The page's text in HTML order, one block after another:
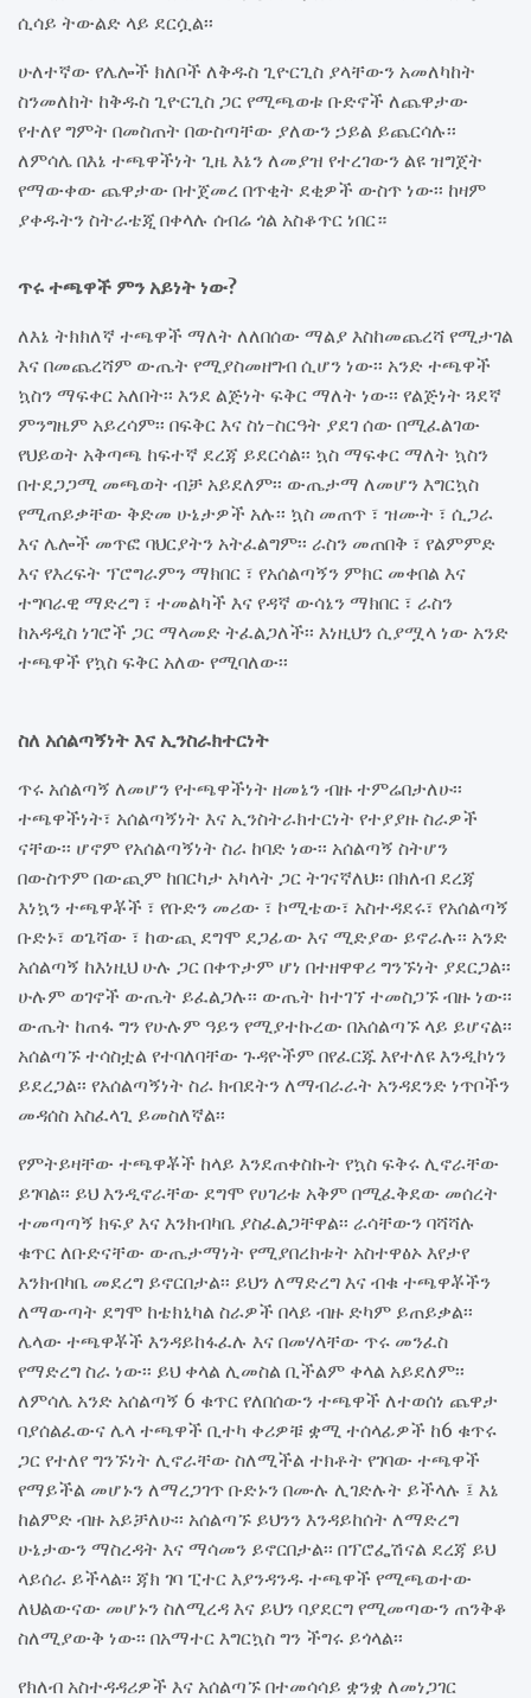
ሲሳይ ትውልድ ላይ ደርሷል፡፡
ሁለተኛው የሌሎች ክለቦች ለቅዱስ ጊዮርጊስ ያላቸውን አመለካከት
ስንመለከት ከቅዱስ ጊዮርጊስ ጋር የሚጫወቱ ቡድኖች ለጨዋታው
የተለየ ግምት በመስጠት በውስጣቸው ያለውን ኃይል ይጨርሳሉ፡፡
ለምሳሌ በእኔ ተጫዋችነት ጊዜ እኔን ለመያዝ የተረገውን ልዩ ዝግጀት
የማውቀው ጨዋታው በተጀመረ በጥቂት ደቂዎች ውስጥ ነው፡፡ ከዛም
ያቀዱትን ስትራቴጂ በቀላሉ ሰብሬ ጎል አስቆጥር ነበር።
ጥሩ ተጫዋች ምን አይነት ነው?
ለእኔ ትክክለኛ ተጫዋች ማለት ለለበሰው ማልያ እስከመጨረሻ የሚታገል
እና በመጨረሻም ውጤት የሚያስመዘግብ ሲሆን ነው፡፡ አንድ ተጫዋች
ኳስን ማፍቀር አለበት፡፡ እንደ ልጅነት ፍቅር ማለት ነው፡፡ የልጅነት ጓደኛ
ምንግዜም አይረሳም፡፡ በፍቅር እና ስነ-ስርዓት ያደገ ሰው በሚፈልገው
የህይወት አቅጣጫ ከፍተኛ ደረጃ ይደርሳል፡፡ ኳስ ማፍቀር ማለት ኳስን
በተደጋጋሚ መጫወት ብቻ አይደለም፡፡ ውጤታማ ለመሆን እግርኳስ
የሚጠይቃቸው ቅድመ ሁኔታዎች አሉ፡፡ ኳስ መጠጥ ፣ ዝሙት ፣ ሲጋራ
እና ሌሎች መጥፎ ባህርያትን አትፈልግም፡፡ ራስን መጠበቅ ፣ የልምምድ
እና የእረፍት ፕሮግራምን ማክበር ፣ የአሰልጣኝን ምክር መቀበል እና
ተግባራዊ ማድረግ ፣ ተመልካች እና የዳኛ ውሳኔን ማክበር ፣ ራስን
ከአዳዲስ ነገሮች ጋር ማላመድ ትፈልጋለች፡፡ እነዚህን ሲያሟላ ነው አንድ
ተጫዋች የኳስ ፍቅር አለው የሚባለው፡፡
ስለ አሰልጣኝነት እና ኢንስራክተርነት
ጥሩ አሰልጣኝ ለመሆን የተጫዋችነት ዘመኔን ብዙ ተምሬበታለሁ፡፡
ተጫዋችነት፣ አሰልጣኝነት እና ኢንስትራክተርነት የተያያዙ ስራዎች
ናቸው፡፡ ሆኖም የአሰልጣኝነት ስራ ከባድ ነው፡፡ አሰልጣኝ ስትሆን
በውስጥም በውጪም ከበርካታ አካላት ጋር ትገናኛለህ፡፡ በክለብ ደረጃ
እነኳን ተጫዋቾች ፣ የቡድን መሪው ፣ ኮሚቴው፣ አስተዳደሩ፣ የአሰልጣኝ
ቡድኑ፣ ወጌሻው ፣ ከውጪ ደግሞ ደጋፊው እና ሚድያው ይኖራሉ፡፡ አንድ
አሰልጣኝ ከእነዚህ ሁሉ ጋር በቀጥታም ሆነ በተዘዋዋሪ ግንኙነት ያደርጋል፡፡
ሁሉም ወገኖች ውጤት ይፈልጋሉ፡፡ ውጤት ከተገኘ ተመስጋኙ ብዙ ነው፡፡
ውጤት ከጠፋ ግን የሁሉም ዓይን የሚያተኩረው በአሰልጣኙ ላይ ይሆናል፡፡
አሰልጣኙ ተሳስቷል የተባለባቸው ጉዳዮችም በየፈርጁ እየተለዩ እንዲኮነን
ይደረጋል፡፡ የአሰልጣኝነት ስራ ክብደትን ለማብራራት አንዳደንድ ነጥቦችን
መዳሰስ አስፈላጊ ይመስለኛል፡፡
የምትይዛቸው ተጫዋቾች ከላይ እንደጠቀስኩት የኳስ ፍቅሩ ሊኖራቸው
ይገባል፡፡ ይህ እንዲኖራቸው ደግሞ የሀገሪቱ አቅም በሚፈቅደው መሰረት
ተመጣጣኝ ክፍያ እና እንክብካቤ ያስፈልጋቸዋል፡፡ ራሳቸውን ባሻሻሉ
ቁጥር ለቡድናቸው ውጤታማነት የሚያበረክቱት አስተዋፅኦ እየታየ
እንክብካቤ መደረግ ይኖርበታል፡፡ ይህን ለማድረግ እና ብቁ ተጫዋቾችን
ለማውጣት ደግሞ ከቴክኒካል ስራዎች በላይ ብዙ ድካም ይጠይቃል፡፡
ሌላው ተጫዋቾች እንዳይከፋፈሉ እና በመሃላቸው ጥሩ መንፈስ
የማድረግ ስራ ነው፡፡ ይህ ቀላል ሊመስል ቢችልም ቀላል አይደለም፡፡
ለምሳሌ አንድ አሰልጣኝ 6 ቁጥር የለበሰውን ተጫዋች ለተወሰነ ጨዋታ
ባያሰልፈውና ሌላ ተጫዋች ቢተካ ቀሪዎቹ ቋሚ ተሰላፊዎች ከ6 ቁጥሩ
ጋር የተለየ ግንኙነት ሊኖራቸው ስለሚችል ተክቶት የገባው ተጫዋች
የማይችል መሆኑን ለማረጋገጥ ቡድኑን በሙሉ ሊገድሉት ይችላሉ ፤ እኔ
ከልምድ ብዙ አይቻለሁ፡፡ አሰልጣኙ ይህንን እንዳይከሰት ለማድረግ
ሁኔታውን ማስረዳት እና ማሳመን ይኖርበታል፡፡ በፕሮፌሽናል ደረጃ ይህ
ላይሰራ ይችላል፡፡ ጃክ ገባ ፒተር እያንዳንዱ ተጫዋች የሚጫወተው
ለህልውናው መሆኑን ስለሚረዳ እና ይህን ባያደርግ የሚመጣውን ጠንቅቆ
ስለሚያውቅ ነው፡፡ በአማተር እግርኳስ ግን ችግሩ ይጎላል፡፡
የክለብ አስተዳዳሪዎች እና አሰልጣኙ በተመሳሳይ ቋንቋ ለመነጋገር